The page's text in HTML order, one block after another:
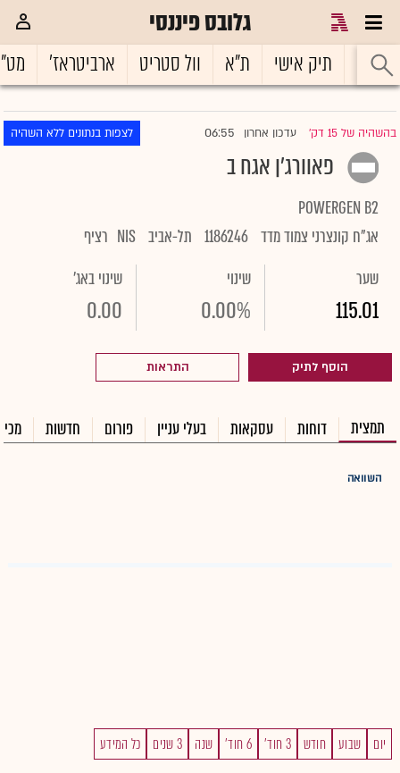
גלובס פיננסי
ראשי תיק אישי ת"א וול סטריט ארביטראז'
בהשהיה של 15 דק' |עדכון אחרון 06:55 לצפות בנתונים ללא השהיה
פאוורג'ן אגח ב
POWERGEN B2
אג"ח קונצרני צמוד מדד 1186246 תל-אביב NIS רציף
שער
115.01
שינוי
0.00%
שינוי באג'
0.00
הוסף לתיק התראות
תמצית דוחות עסקאות בעלי עניין פורום חדשות
השוואה
יום שבוע חודש 3 חוד' 6 חוד' שנה 3 שנים כל המידע